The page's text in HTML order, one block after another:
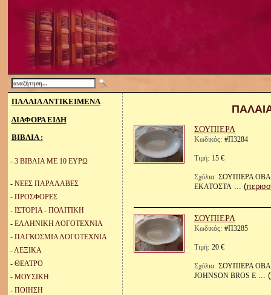
ΠΑΛΑΙΑ ΑΝΤΙΚΕΙΜΕΝΑ
ΔΙΑΦΟΡΑ ΕΙΔΗ
ΒΙΒΛΙΑ :
- 3 ΒΙΒΛΙΑ ΜΕ 10 ΕΥΡΩ
- ΝΕΕΣ ΠΑΡΑΛΑΒΕΣ
- ΠΡΟΣΦΟΡΕΣ
- ΙΣΤΟΡΙΑ - ΠΟΛΙΤΙΚΗ
- ΕΛΛΗΝΙΚΗ ΛΟΓΟΤΕΧΝΙΑ
- ΠΑΓΚΟΣΜΙΑ ΛΟΓΟΤΕΧΝΙΑ
-ΛΕΞΙΚΑ
- ΘΕΑΤΡΟ
- ΜΟΥΣΙΚΗ
- ΠΟΙΗΣΗ
ΣΟΥΠΙΕΡΑ
Κωδικός: #Π3284
Τιμή: 15 €
Σχόλια: ΣΟΥΠΙΕΡΑ
ΕΚΑΤΟΣΤΑ... (
ΣΟΥΠΙΕΡΑ
Κωδικός: #Π3285
Τιμή: 20 €
Σχόλια: ΣΟΥΠΙΕΡΑ
JOHNSON BROS E... (